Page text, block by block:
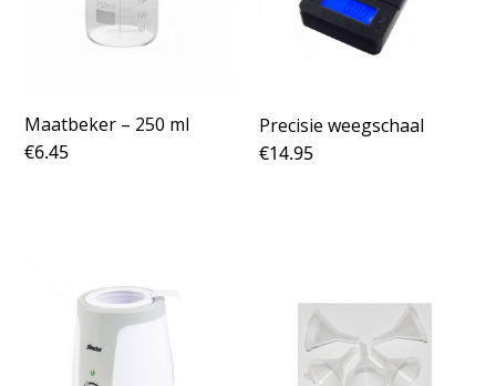
Maatbeker – 250 ml
€6.45
Precisie weegschaal
€14.95